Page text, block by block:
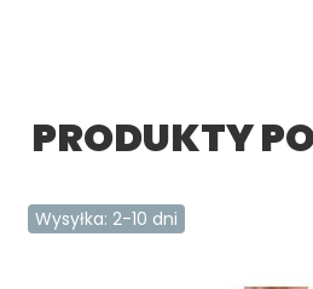
PRODUKTY
Wysyłka: 2-10 dni